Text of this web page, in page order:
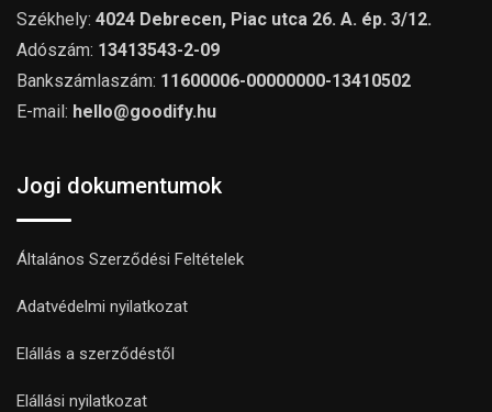
Székhely: 4024 Debrecen, Piac utca 26. A. ép. 3/12.
Adószám: 13413543-2-09
Bankszámlaszám: 11600006-00000000-13410502
E-mail: hello@goodify.hu
Jogi dokumentumok
Általános Szerződési Feltételek
Adatvédelmi nyilatkozat
Elállás a szerződéstől
Elállási nyilatkozat